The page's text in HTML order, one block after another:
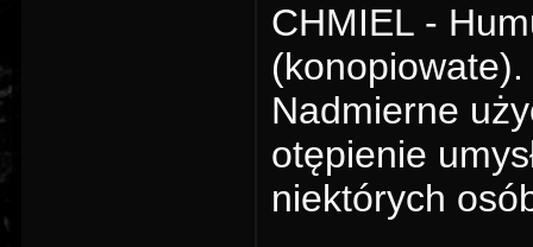
CHMIEL -
(konopiowate).
Nadmierne
otępienie
niektórych